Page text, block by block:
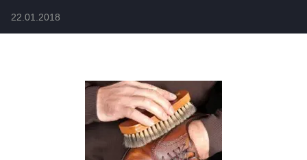
22.01.2018